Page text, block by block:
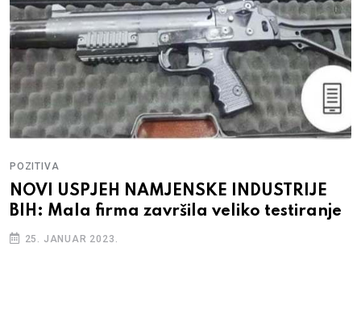
POZITIVA
NOVI USPJEH NAMJENSKE INDUSTRIJE
BIH: Mala firma završila veliko testiranje
25. JANUAR 2023.